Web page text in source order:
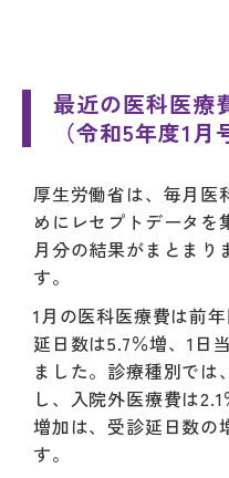
最近の医科医療
（令和5年度1月
厚生労働省は、毎月医
めにレセプトデータを
月分の結果がまとまり
す。
1月の医科医療費は前
延日数は5.7％増、1日
ました。診療種別では
し、入院外医療費は
増加は、受診延日数の
す。